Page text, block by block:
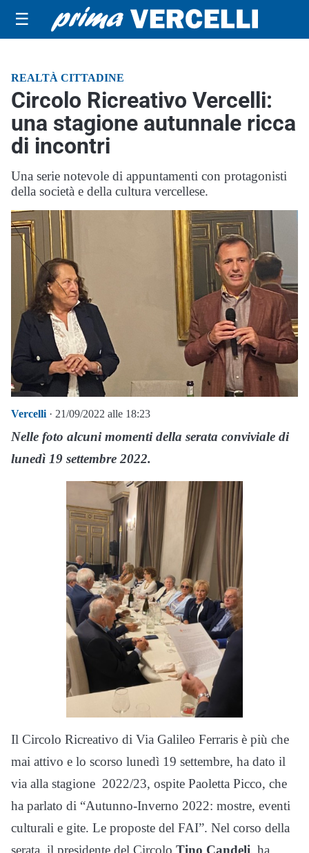
☰
REALTÀ CITTADINE
Circolo Ricreativo Vercelli:
una stagione autunnale ricca
di incontri
Una serie notevole di appuntamenti con protagonisti
della società e della cultura vercellese.
Vercelli · 21/09/2022 alle 18:23
Nelle foto alcuni momenti della serata conviviale di
lunedì 19 settembre 2022.
Il Circolo Ricreativo di Via Galileo Ferraris è più che
mai attivo e lo scorso lunedì 19 settembre, ha dato il
via alla stagione 2022/23, ospite Paoletta Picco, che
ha parlato di “Autunno-Inverno 2022: mostre, eventi
culturali e gite. Le proposte del FAI”. Nel corso della
serata, il presidente del Circolo Tino Candeli, ha